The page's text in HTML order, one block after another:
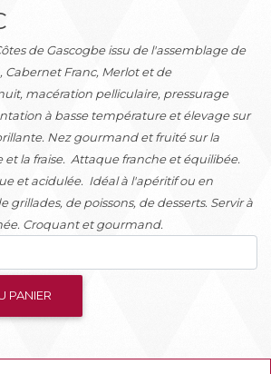
de Gascogbe issu de l'assemblage de
Cabernet Franc, Merlot et de
macération pelliculaire, pressurage
à basse température et élevage sur
Nez gourmand et fruité sur la
et la fraise. Attaque franche et équilibée.
et acidulée. Idéal à l'apéritif ou en
de poissons, de desserts. Servir à
Croquant et gourmand.
PANIER